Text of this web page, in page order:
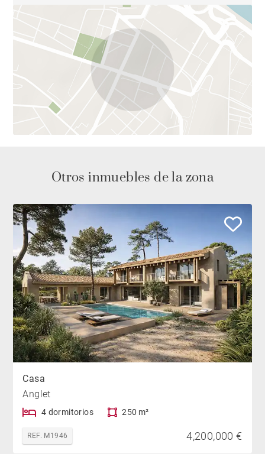
Otros inmuebles de la zona
Casa
Anglet
4 dormitorios 250 m²
REF. M1946 4,200,000 €